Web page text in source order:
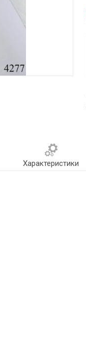
Характеристики